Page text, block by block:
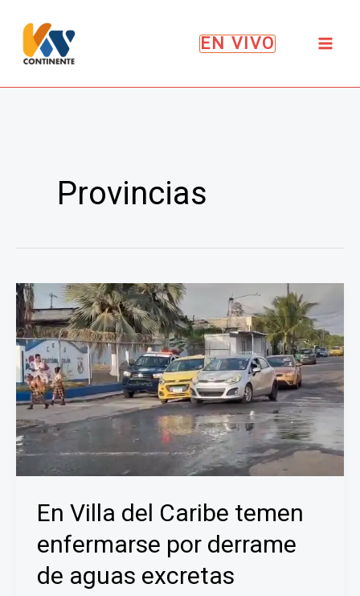
contenido
EN VIVO
Provincias
En Villa del Caribe temen
enfermarse por derrame
de aguas excretas